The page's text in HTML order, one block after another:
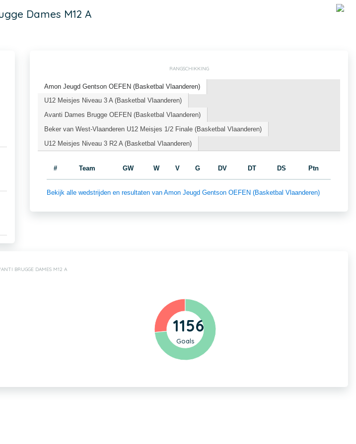
Dames M12 A
RANGSCHIKKING
Amon Jeugd Gentson OEFEN (Basketbal Vlaanderen)
U12 Meisjes Niveau 3 A (Basketbal Vlaanderen)
Avanti Dames Brugge OEFEN (Basketbal Vlaanderen)
Beker van West-Vlaanderen U12 Meisjes 1/2 Finale (Basketbal Vlaanderen)
U12 Meisjes Niveau 3 R2 A (Basketbal Vlaanderen)
# Team GW W V G DV DT DS Ptn
Bekijk alle wedstrijden en resultaten van Amon Jeugd Gentson OEFEN (Basketbal Vlaanderen)
BRUGGE DAMES M12 A
1156
Goals